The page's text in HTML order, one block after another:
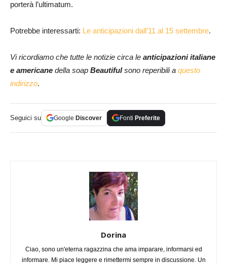
porterà l’ultimatum.
Potrebbe interessarti: Le anticipazioni dall’11 al 15 settembre.
Vi ricordiamo che tutte le notizie circa le anticipazioni italiane
e americane della soap Beautifulsono reperibili a questo
indirizzo.
Seguici su Google Discover Fonti Preferite
Dorina
Ciao, sono un'eterna ragazzina che ama imparare, informarsi ed
informare. Mi piace leggere e rimettermi sempre in discussione. Un